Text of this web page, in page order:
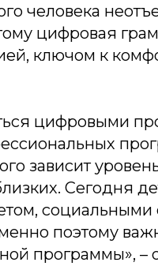
человека
цифровая
ключом к
цифровыми
зависит
Сегодня
социальными
поэтому
программы», –